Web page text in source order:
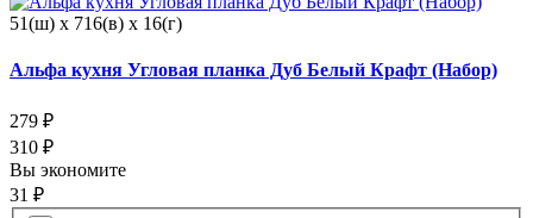
51(ш) x 716(в) x 16(г)
Альфа кухня Угловая планка Дуб Белый Крафт (Набор)
279 ₽
310 ₽
Вы экономите
31 ₽